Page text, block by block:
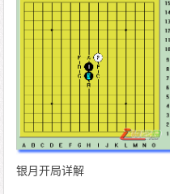
银月开局详解